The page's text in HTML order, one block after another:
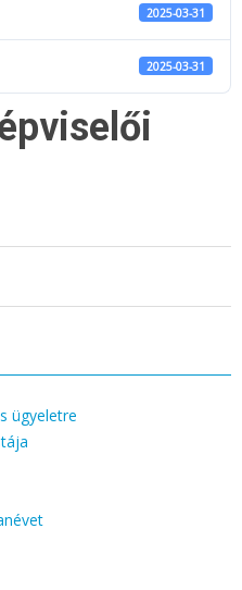
2025-03-31
2025-03-31
ügyeletre